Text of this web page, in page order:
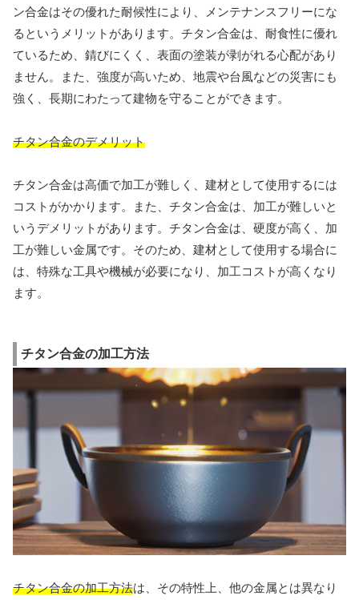
ン合金はその優れた耐候性により、メンテナンスフリーにな
るというメリットがあります。チタン合金は、耐食性に優れ
ているため、錆びにくく、表面の塗装が剥がれる心配があり
ません。また、強度が高いため、地震や台風などの災害にも
強く、長期にわたって建物を守ることができます。
チタン合金のデメリット
チタン合金は高価で加工が難しく、建材として使用するには
コストがかかります。また、チタン合金は、加工が難しいと
いうデメリットがあります。チタン合金は、硬度が高く、加
工が難しい金属です。そのため、建材として使用する場合に
は、特殊な工具や機械が必要になり、加工コストが高くなり
ます。
チタン合金の加工方法
チタン合金の加工方法は、その特性上、他の金属とは異なり